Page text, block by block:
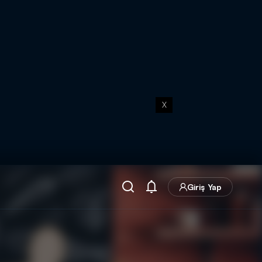
X
Giriş Yap